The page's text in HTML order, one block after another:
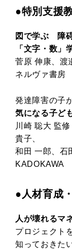
●特別支援
図で学ぶ 障
「文字・数」
菅原 伸康、渡
ネルヴァ書房
発達障害の子
気になる子ど
川崎 聡大 監
貴子、
和田 一郎、石
KADOKAWA
●人材育成
人が壊れるマ
プロジェクト
知っておきた